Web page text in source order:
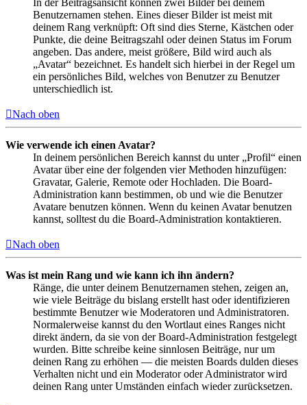
In der Beitragsansicht können zwei Bilder bei deinem
Benutzernamen stehen. Eines dieser Bilder ist meist mit
deinem Rang verknüpft: Oft sind dies Sterne, Kästchen oder
Punkte, die deine Beitragszahl oder deinen Status im Forum
angeben. Das andere, meist größere, Bild wird auch als
„Avatar“ bezeichnet. Es handelt sich hierbei in der Regel um
ein persönliches Bild, welches von Benutzer zu Benutzer
unterschiedlich ist.
Nach oben
Wie verwende ich einen Avatar?
In deinem persönlichen Bereich kannst du unter „Profil“ einen
Avatar über eine der folgenden vier Methoden hinzufügen:
Gravatar, Galerie, Remote oder Hochladen. Die Board-
Administration kann bestimmen, ob und wie die Benutzer
Avatare benutzen können. Wenn du keinen Avatar benutzen
kannst, solltest du die Board-Administration kontaktieren.
Nach oben
Was ist mein Rang und wie kann ich ihn ändern?
Ränge, die unter deinem Benutzernamen stehen, zeigen an,
wie viele Beiträge du bislang erstellt hast oder identifizieren
bestimmte Benutzer wie Moderatoren und Administratoren.
Normalerweise kannst du den Wortlaut eines Ranges nicht
direkt ändern, da sie von der Board-Administration festgelegt
wurden. Bitte schreibe keine sinnlosen Beiträge, nur um
deinen Rang zu erhöhen — die meisten Boards dulden dieses
Verhalten nicht und ein Moderator oder Administrator wird
deinen Rang unter Umständen einfach wieder zurücksetzen.